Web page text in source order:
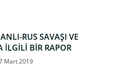
RUS SAVAŞI VE
İLGİLİ BİR RAPOR
Mart 2019